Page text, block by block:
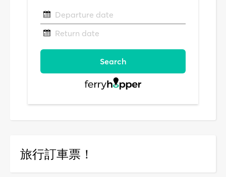
旅行訂車票！